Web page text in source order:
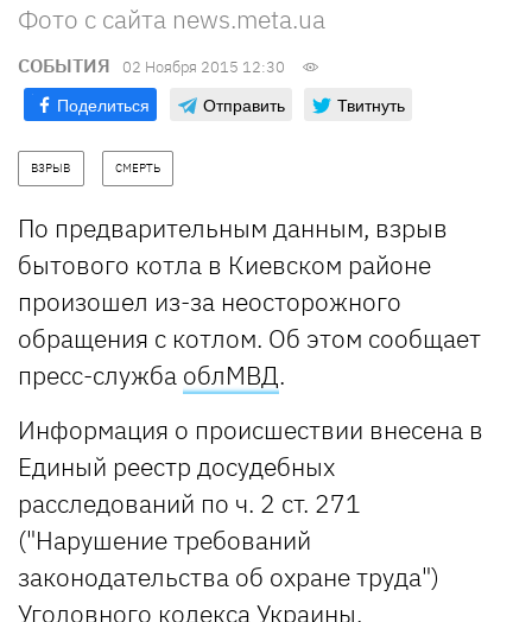
Фото с сайта news.meta.ua
СОБЫТИЯ 02 Ноября 2015 12:30
Поделиться Отправить Твитнуть
ВЗРЫВ СМЕРТЬ
По предварительным данным, взрыв
бытового котла в Киевском районе
произошел из-за неосторожного
обращения с котлом. Об этом сообщает
пресс-служба облМВД.
Информация о происшествии внесена в
Единый реестр досудебных
расследований по ч. 2 ст. 271
("Нарушение требований
законодательства об охране труда")
Уголовного кодекса Украины.